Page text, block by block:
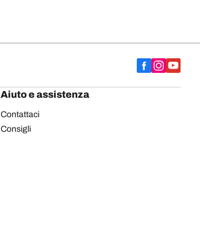
Aiuto e assistenza
Contattaci
Consigli